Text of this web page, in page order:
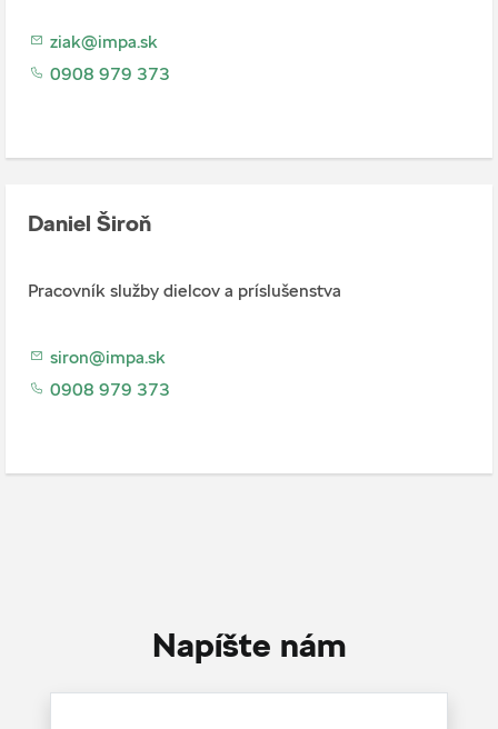
ziak@impa.sk
0908 979 373
Daniel Široň
Pracovník služby dielcov a príslušenstva
siron@impa.sk
0908 979 373
Napíšte nám